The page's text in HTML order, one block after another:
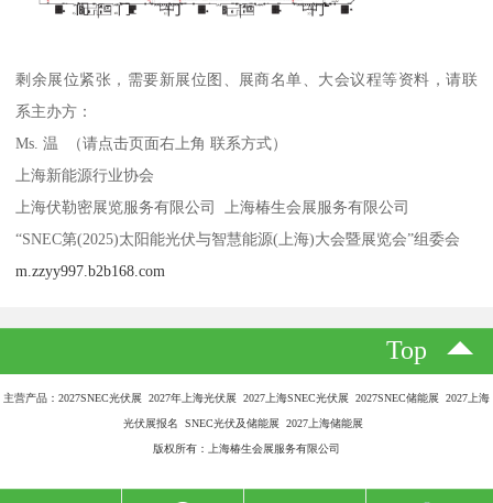
剩余展位紧张，需要新展位图、展商名单、大会议程等资料，请联
系主办方：
Ms. 温 （请点击页面右上角 联系方式）
上海新能源行业协会
上海伏勒密展览服务有限公司 上海椿生会展服务有限公司
“SNEC第(2025)太阳能光伏与智慧能源(上海)大会暨展览会”组委会
m.zzyy997.b2b168.com
Top
主营产品：2027SNEC光伏展 2027年上海光伏展 2027上海SNEC光伏展 2027SNEC储能展 2027上海
光伏展报名 SNEC光伏及储能展 2027上海储能展
版权所有：上海椿生会展服务有限公司